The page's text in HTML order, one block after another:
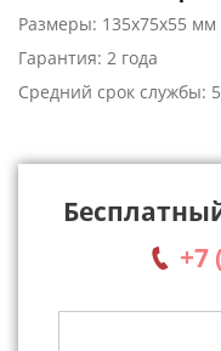
Размеры: 135x75x55 мм
Гарантия: 2 года
Средний срок службы:
+7